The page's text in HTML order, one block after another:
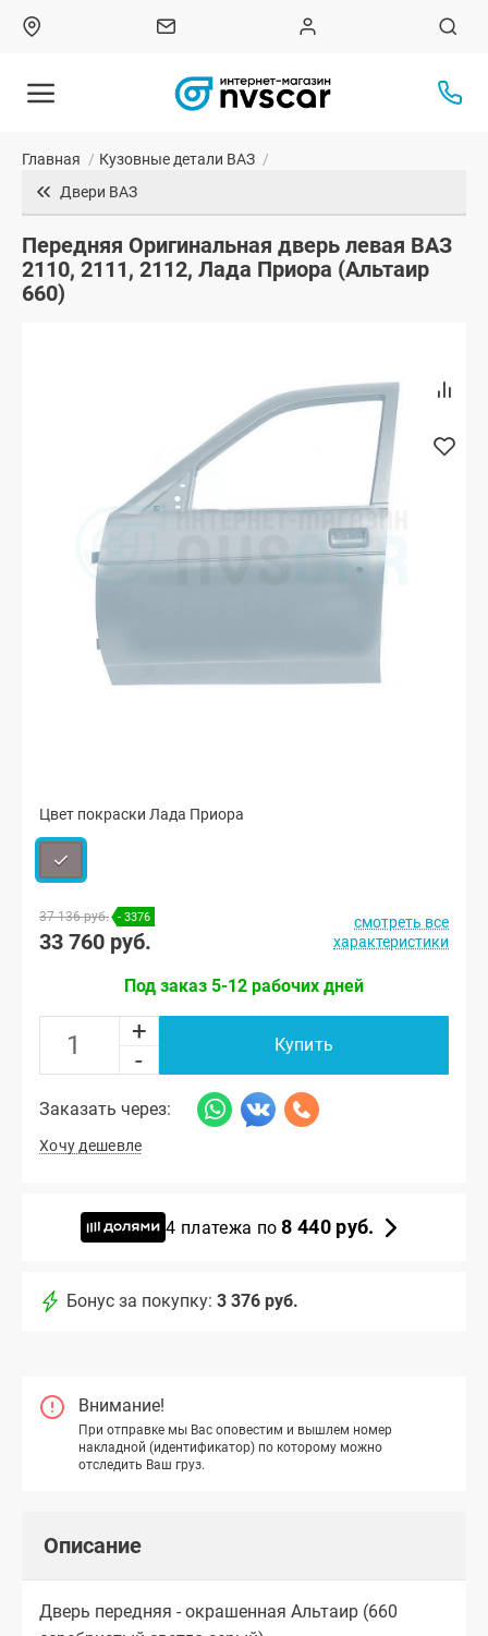
Главная / Кузовные детали ВАЗ /
Двери ВАЗ
Передняя Оригинальная дверь левая ВАЗ
2110, 2111, 2112, Лада Приора (Альтаир
660)
Цвет покраски Лада Приора
37 136 руб. - 3376
33 760 руб.
смотреть все
характеристики
Под заказ 5-12 рабочих дней
+
-
Купить
Заказать через:
Хочу дешевле
4 платежа по8 440 руб.
Бонус за покупку: 3 376 руб.
Внимание!
При отправке мы Вас оповестим и вышлем номер
накладной (идентификатор) по которому можно
отследить Ваш груз.
Описание
Дверь передняя - окрашенная Альтаир (660